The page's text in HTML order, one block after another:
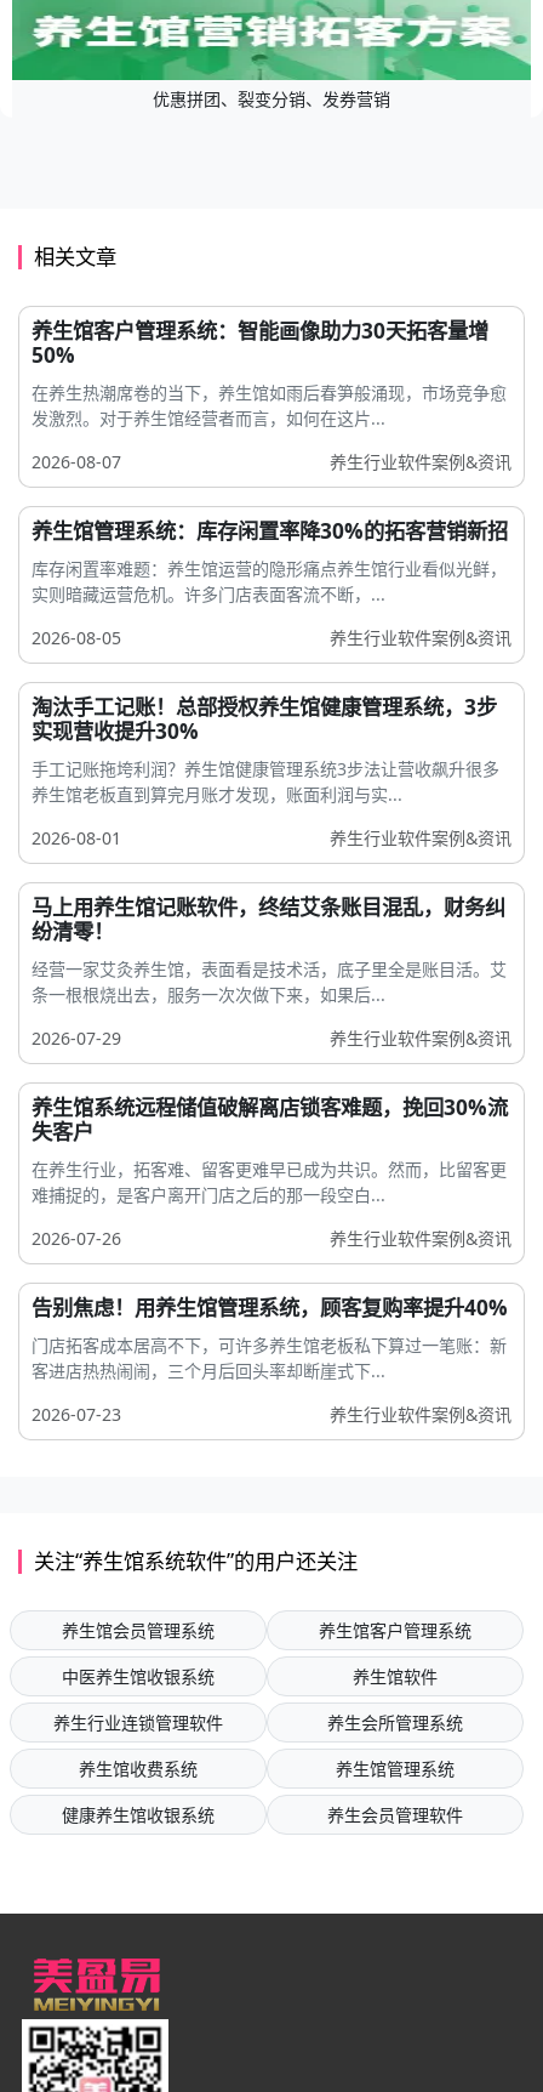
优惠拼团、裂变分销、发券营销
相关文章
养生馆客户管理系统：智能画像助力30天拓客量增
50%
在养生热潮席卷的当下，养生馆如雨后春笋般涌现，市场竞争愈
发激烈。对于养生馆经营者而言，如何在这片...
2026-08-07
养生行业软件案例&资讯
养生馆管理系统：库存闲置率降30%的拓客营销新招
库存闲置率难题：养生馆运营的隐形痛点养生馆行业看似光鲜，
实则暗藏运营危机。许多门店表面客流不断，...
2026-08-05
养生行业软件案例&资讯
淘汰手工记账！总部授权养生馆健康管理系统，3步
实现营收提升30%
手工记账拖垮利润？养生馆健康管理系统3步法让营收飙升很多
养生馆老板直到算完月账才发现，账面利润与实...
2026-08-01
养生行业软件案例&资讯
马上用养生馆记账软件，终结艾条账目混乱，财务纠
纷清零！
经营一家艾灸养生馆，表面看是技术活，底子里全是账目活。艾
条一根根烧出去，服务一次次做下来，如果后...
2026-07-29
养生行业软件案例&资讯
养生馆系统远程储值破解离店锁客难题，挽回30%流
失客户
在养生行业，拓客难、留客更难早已成为共识。然而，比留客更
难捕捉的，是客户离开门店之后的那一段空白...
2026-07-26
养生行业软件案例&资讯
告别焦虑！用养生馆管理系统，顾客复购率提升40%
门店拓客成本居高不下，可许多养生馆老板私下算过一笔账：新
客进店热热闹闹，三个月后回头率却断崖式下...
2026-07-23
养生行业软件案例&资讯
关注“养生馆系统软件”的用户还关注
养生馆会员管理系统
养生馆客户管理系统
中医养生馆收银系统
养生馆软件
养生行业连锁管理软件
养生会所管理系统
养生馆收费系统
养生馆管理系统
健康养生馆收银系统
养生会员管理软件